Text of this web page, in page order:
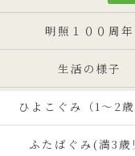
明照１００周年
生活の様子
ひよこぐみ（1〜2歳
ふたばぐみ(満3歳